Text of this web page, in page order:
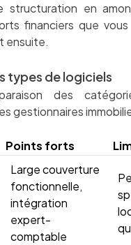
structuration en
financiers que
ensuite.
types de logiciels
des
gestionnaires
Points forts
Large couverture
fonctionnelle,
intégration
expert-
comptable